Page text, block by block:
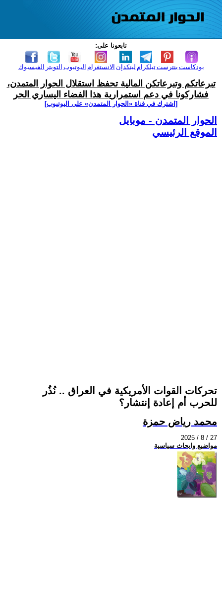
تابعونا على:
الفيسبوك التويتر اليوتيوب الانستغرام لينكدإن تيلكرامبنترست بودكاست
تبرعاتكم وتبرعاتكن المالية تحفظ استقلال الحوار المتمدن،
فشاركونا في دعم استمرارية هذا الفضاء اليساري الحر
[اشترك في قناة ‫«الحوار المتمدن» على اليوتيوب]
الحوار المتمدن - موبايل
الموقع الرئيسي
تحركات القوات الأمريكية في العراق .. نُذُر
للحرب أم إعادة إنتشار؟
محمد رياض حمزة
2025 / 8 / 27
مواضيع وابحاث سياسية